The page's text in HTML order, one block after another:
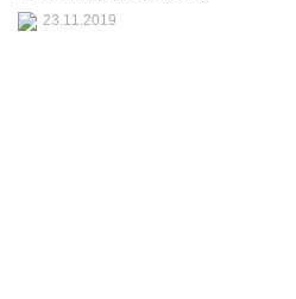
23.11.2019